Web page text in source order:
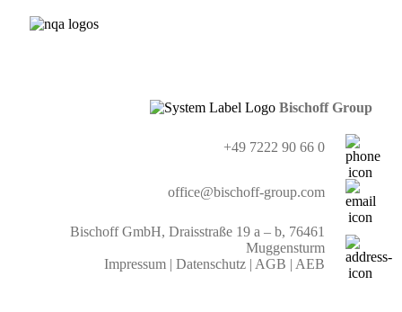
Bischoff Group
+49 7222 90 66 0
office@bischoff-group.com
Bischoff GmbH, Draisstraße 19 a – b, 76461
Muggensturm
Impressum | Datenschutz | AGB | AEB